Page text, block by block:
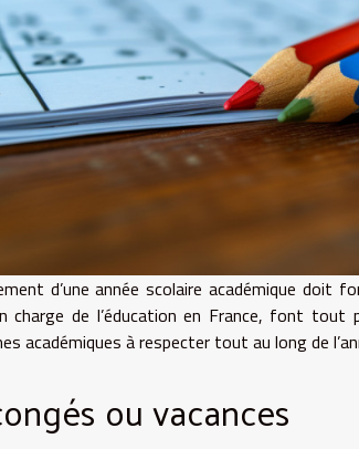
d’une année scolaire académique doit
charge de l’éducation en France, font tout
académiques à respecter tout au long de
ou vacances